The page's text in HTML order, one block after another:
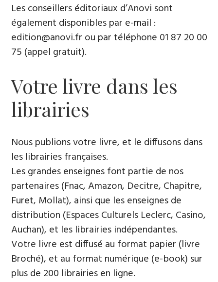
Les conseillers éditoriaux d’Anovi sont
également disponibles par e-mail :
edition@anovi.fr ou par téléphone ​​0​1 87 20 00
75 (appel gratuit).
Votre livre dans les
librairies
Nous publions votre livre, et le diffusons dans
les librairies françaises​.
Les grandes enseignes font partie de nos
partenaires (Fnac, Amazon, Decitre, Chapitre,
Furet, Mollat), ainsi que les enseignes de
distribution (Espaces Culturels Leclerc, Casino,
Auchan), et les librairies indépendantes.
Votre livre est diffusé au format papier (livre
Broché), et au format numérique (e-book) sur
plus de 200 librairies en ligne.